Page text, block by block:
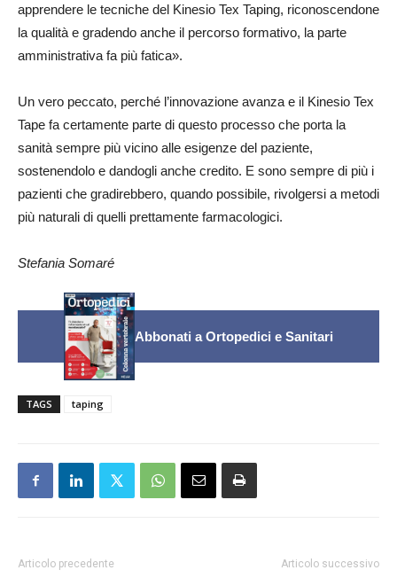
apprendere le tecniche del Kinesio Tex Taping, riconoscendone
la qualità e gradendo anche il percorso formativo, la parte
amministrativa fa più fatica».
Un vero peccato, perché l’innovazione avanza e il Kinesio Tex
Tape fa certamente parte di questo processo che porta la
sanità sempre più vicino alle esigenze del paziente,
sostenendolo e dandogli anche credito. E sono sempre di più i
pazienti che gradirebbero, quando possibile, rivolgersi a metodi
più naturali di quelli prettamente farmacologici.
Stefania Somaré
Abbonati a Ortopedici e Sanitari
TAGS taping
Articolo precedente Articolo successivo